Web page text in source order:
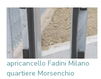
apricancello Fadini Milano
quartiere Morsenchio